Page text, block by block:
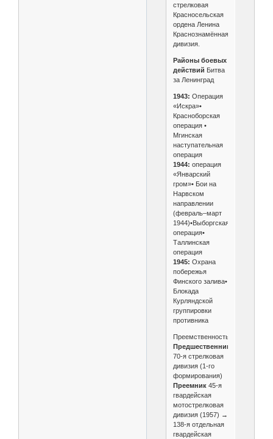
стрелковая
Красносельская
ордена Ленина
Краснознамённая
дивизия.
Районы боевых
действий Битва
за Ленинград
1943: Операция
«Искра»•
Красноборская
операция •
Мгинская
наступательная
операция
1944: операция
«Январский
гром»• Бои на
Нарвском
направлении
(февраль–март
1944)•Выборгская
операция•
Таллинская
операция
1945: Охрана
побережья
Финского залива•
Блокада
Курляндской
группировки
противника
Преемственность
Предшественник
70-я стрелковая
дивизия (1-го
формирования)
Преемник 45-я
гвардейская
мотострелковая
дивизия (1957) →
138-я отдельная
гвардейская